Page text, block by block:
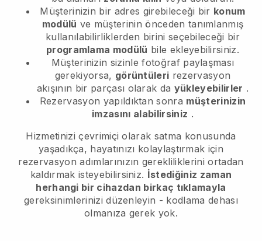
Müşterinizin bir adres girebileceği bir konum
modülü ve müşterinin önceden tanımlanmış
kullanılabilirliklerden birini seçebileceği bir
programlama modülü bile ekleyebilirsiniz.
Müşterinizin sizinle fotoğraf paylaşması
gerekiyorsa, görüntüleri rezervasyon
akışının bir parçası olarak da yükleyebilirler .
Rezervasyon yapıldıktan sonra müşterinizin
imzasını alabilirsiniz .
Hizmetinizi çevrimiçi olarak satma konusunda
yaşadıkça, hayatınızı kolaylaştırmak için
rezervasyon adımlarınızın gerekliliklerini ortadan
kaldırmak isteyebilirsiniz. İstediğiniz zaman
herhangi bir cihazdan birkaç tıklamayla
gereksinimlerinizi düzenleyin - kodlama dehası
olmanıza gerek yok.